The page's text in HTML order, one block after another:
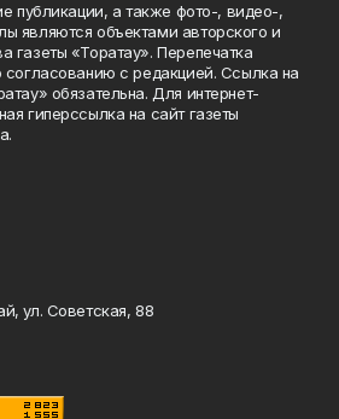
публикации, а также фото-, видео-,
являются объектами авторского и
газеты «Торатау». Перепечатка
согласованию с редакцией. Ссылка на
обязательна. Для интернет-
гиперссылка на сайт газеты
ул. Советская, 88